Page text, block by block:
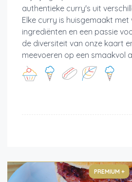
authentieke curry's uit
Elke curry is huisgemaakt met
ingrediënten en een passie
de diversiteit van onze kaart
meevoeren op een smaakvol
PREMIUM +